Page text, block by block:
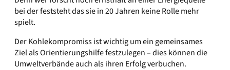
bei der feststeht das sie in 20 Jahren keine Rolle mehr
spielt.
Der Kohlekompromiss ist wichtig um ein gemeinsames
Ziel als Orientierungshilfe festzulegen – dies können die
Umweltverbände auch als ihren Erfolg verbuchen.